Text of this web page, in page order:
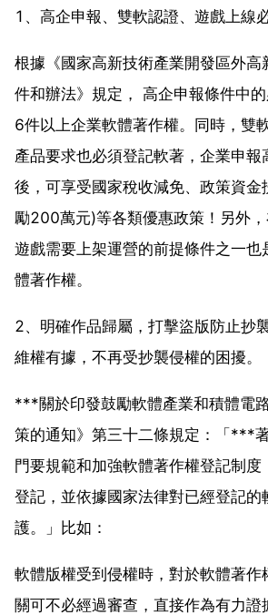
1、高企申報、雙軟認證、遊戲上線
根據《國家高新技術產業開發區外高
件和辦法》規定， 高企申報條件中
6件以上企業軟體著作權。同時，雙
產品要求也必須登記軟著，企業申報
後，可享受國家稅收減免、政策資
勵200萬元)等各類優惠政策！另外
遊戲需要上架運營的前提條件之一也
體著作權。
2、明確作品歸屬，打擊盜版防止抄
維權有據，不再受抄襲侵權的困擾。
***關於印發鼓勵軟體產業和積體電
策的通知》第三十二條規定：「***
門要規範和加強軟體著作權登記制度
登記，並依據國家法律對已經登記的
護。」比如：
軟體版權受到侵權時，對於軟體著作
關可不必經過審查，直接作為有力證